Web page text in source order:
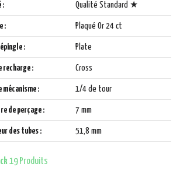
: Qualité Standard ★
: Plaqué Or 24 ct
: Plate
recharge : Cross
mécanisme : 1/4 de tour
de perçage : 7 mm
des tubes : 51,8 mm
19 Produits